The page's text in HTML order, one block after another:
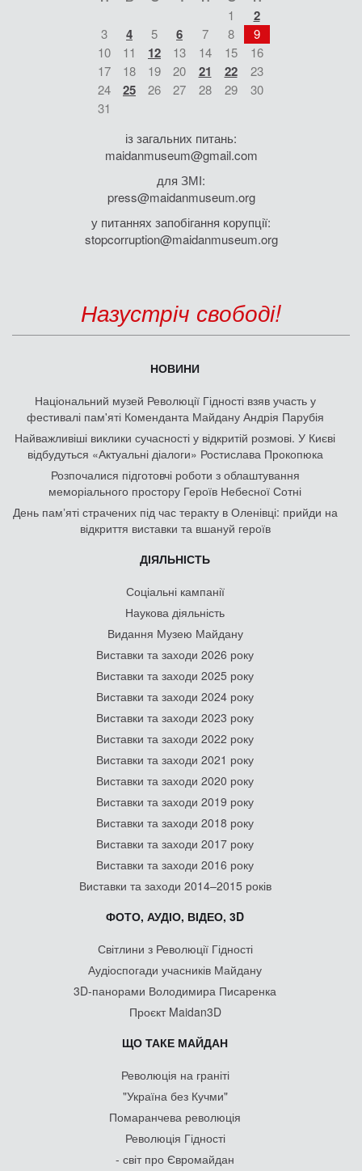
1 2
3 4 5 6 7 8
9
10
11 12 13 14 15
16
17
18 19 20 21 22
23
24
25 26 27 28 29
30
31
із загальних питань:
maidanmuseum@gmail.com
для ЗМІ:
press@maidanmuseum.org
у питаннях запобігання корупції:
stopcorruption@maidanmuseum.org
Назустріч свободі!
НОВИНИ
Національний музей Революції Гідності взяв участь у
фестивалі пам'яті Коменданта Майдану Андрія Парубія
Найважливіші виклики сучасності у відкритій розмові. У Києві
відбудуться «Актуальні діалоги» Ростислава Прокопюка
Розпочалися підготовчі роботи з облаштування
меморіального простору Героїв Небесної Сотні
День памʼяті страчених під час теракту в Оленівці: прийди на
відкриття виставки та вшануй героїв
ДІЯЛЬНІСТЬ
Соціальні кампанії
Наукова діяльність
Видання Музею Майдану
Виставки та заходи 2026 року
Виставки та заходи 2025 року
Виставки та заходи 2024 року
Виставки та заходи 2023 року
Виставки та заходи 2022 року
Виставки та заходи 2021 року
Виставки та заходи 2020 року
Виставки та заходи 2019 року
Виставки та заходи 2018 року
Виставки та заходи 2017 року
Виставки та заходи 2016 року
Виставки та заходи 2014–2015 років
ФОТО, АУДІО, ВІДЕО, 3D
Світлини з Революції Гідності
Аудіоспогади учасників Майдану
3D-панорами Володимира Писаренка
Проєкт Maidan3D
ЩО ТАКЕ МАЙДАН
Революція на граніті
"Україна без Кучми"
Помаранчева революція
Революція Гідності
- світ про Євромайдан